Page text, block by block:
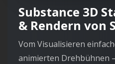
Substance 3D
& Rendern von
Vom Visualisieren
animierten Drehbühnen